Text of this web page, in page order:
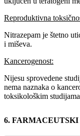
Reproduktivna
Nitrazepam je štetno
i miševa.
Kancerogenost:
Nijesu sprovedene
nema naznaka o
toksikološkim
6.